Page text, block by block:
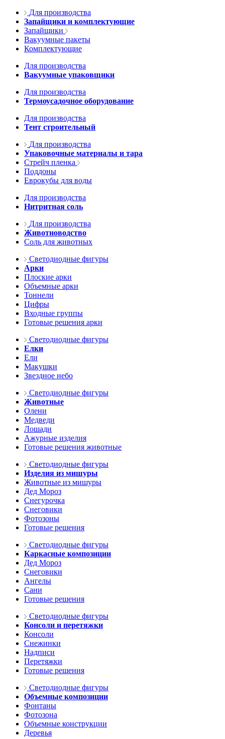
Для производства
Запайщики и комплектующие
Запайщики
Вакуумные пакеты
Комплектующие
Для производства
Вакуумные упаковщики
Для производства
Термоусадочное оборудование
Для производства
Тент строительный
Для производства
Упаковочные материалы и тара
Стрейч пленка
Поддоны
Еврокубы для воды
Для производства
Нитритная соль
Для производства
Животноводство
Соль для животных
Светодиодные фигуры
Арки
Плоские арки
Объемные арки
Тоннели
Цифры
Входные группы
Готовые решения арки
Светодиодные фигуры
Елки
Ели
Макушки
Звездное небо
Светодиодные фигуры
Животные
Олени
Медведи
Лошади
Ажурные изделия
Готовые решения животные
Светодиодные фигуры
Изделия из мишуры
Животные из мишуры
Дед Мороз
Снегурочка
Снеговики
Фотозоны
Готовые решения
Светодиодные фигуры
Каркасные композиции
Дед Мороз
Снеговики
Ангелы
Сани
Готовые решения
Светодиодные фигуры
Консоли и перетяжки
Консоли
Снежинки
Надписи
Перетяжки
Готовые решения
Светодиодные фигуры
Объемные композиции
Фонтаны
Фотозона
Объемные конструкции
Деревья